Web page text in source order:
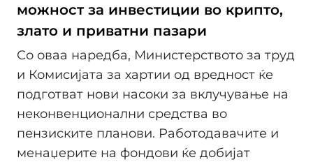
можност за инвестиции во крипто,
злато и приватни пазари
Со оваа наредба, Министерството за труд
и Комисијата за хартии од вредност ќе
подготват нови насоки за вклучување на
неконвенционални средства во
пензиските планови. Работодавачите и
менаџерите на фондови ќе добијат